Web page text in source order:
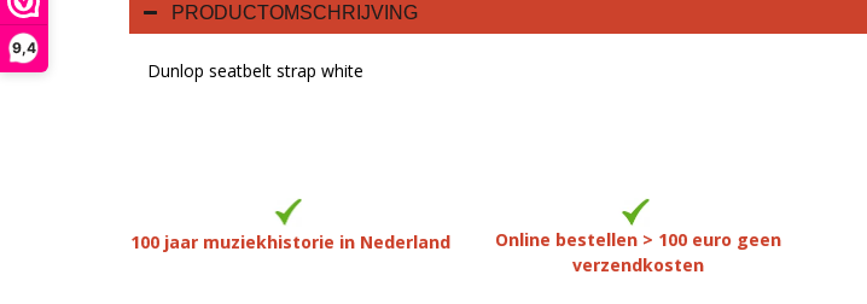
9,4
PRODUCTOMSCHRIJVING
Dunlop seatbelt strap white
100 jaar muziekhistorie in Nederland
Online bestellen > 100 euro geen
verzendkosten